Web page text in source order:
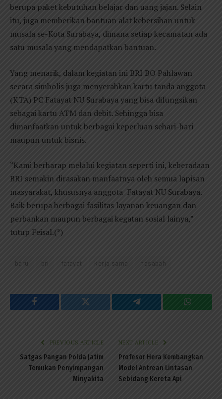
berupa paket kebutuhan belajar dan uang jajan. Selain
itu, juga memberikan bantuan alat kebersihan untuk
musala se-Kota Surabaya, dimana setiap kecamatan ada
satu musala yang mendapatkan bantuan.
Yang menarik, dalam kegiatan ini BRI BO Pahlawan
secara simbolis juga menyerahkan kartu tanda anggota
(KTA) PC Fatayat NU Surabaya yang bisa difungsikan
sebagai kartu ATM dan debit. Sehingga bisa
dimanfaatkan untuk berbagai keperluan sehari-hari
maupun untuk bisnis.
“Kami berharap melalui kegiatan seperti ini, keberadaan
BRI semakin dirasakan manfaatnya oleh semua lapisan
masyarakat, khususnya anggota Fatayat NU Surabaya.
Baik berupa berbagai fasilitas layanan keuangan dan
perbankan maupun berbagai kegatan sosial lainya,”
tutup Feisal.(*)
baru bri fatayat kerja sama nasabah
Facebook Twitter Telegram
PREVIOUS ARTICLE
Satgas Pangan Polda Jatim
Temukan Penyimpangan
Minyakita
NEXT ARTICLE
Profesor Hera Kembangkan
Model Antrean Lintasan
Sebidang Kereta Api